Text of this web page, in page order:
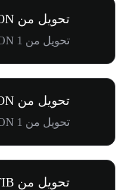
تحويل من ASMLON إلى INR
تحويل من 1 ASMLON إلى ₹164.02K
تحويل من ASMLON إلى BRL
تحويل من 1 ASMLON إلى R$8.80K
تحويل من AXTIB إلى CAD